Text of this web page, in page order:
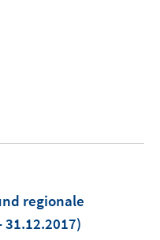
regionale
31.12.2017)